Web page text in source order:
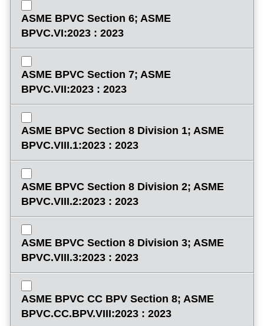
ASME BPVC Section 6; ASME
BPVC.VI:2023 : 2023
ASME BPVC Section 7; ASME
BPVC.VII:2023 : 2023
ASME BPVC Section 8 Division 1; ASME
BPVC.VIII.1:2023 : 2023
ASME BPVC Section 8 Division 2; ASME
BPVC.VIII.2:2023 : 2023
ASME BPVC Section 8 Division 3; ASME
BPVC.VIII.3:2023 : 2023
ASME BPVC CC BPV Section 8; ASME
BPVC.CC.BPV.VIII:2023 : 2023